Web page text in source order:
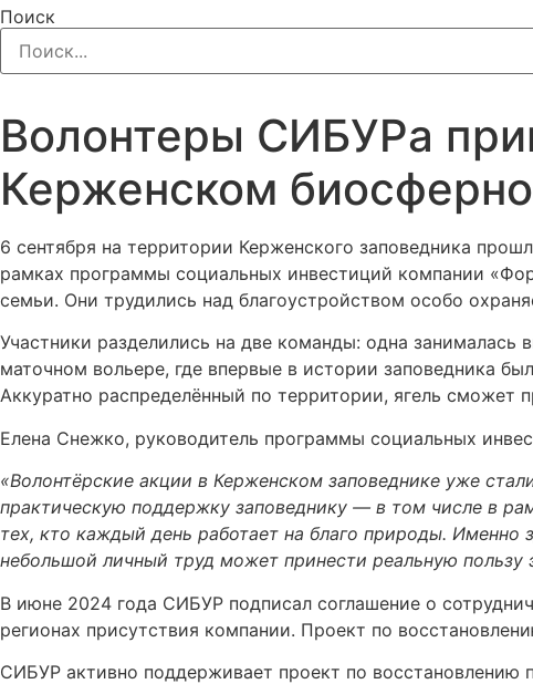
Поиск
Волонтеры СИБУРа
Керженском
6 сентября на территории Керженского заповедника
рамках программы социальных инвестиций компании
семьи. Они трудились над благоустройством особо
Участники разделились на две команды: одна занималась
маточном вольере, где впервые в истории заповедника
Аккуратно распределённый по территории, ягель сможет
Елена Снежко, руководитель программы социальных
«Волонтёрские акции в Керженском заповеднике уже
практическую поддержку заповеднику — в том числе в
тех, кто каждый день работает на благо природы.
небольшой личный труд может принести реальную пользу
В июне 2024 года СИБУР подписал соглашение о
регионах присутствия компании. Проект по
СИБУР активно поддерживает проект по восстановлению